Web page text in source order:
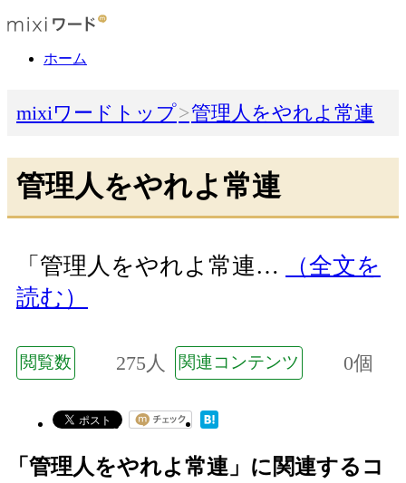
ホーム
mixiワードトップ 管理人をやれよ常連
管理人をやれよ常連
「管理人をやれよ常連…
（全文を
読む）
閲覧数 275人 関連コンテンツ 0個
「管理人をやれよ常連」に関連するコ